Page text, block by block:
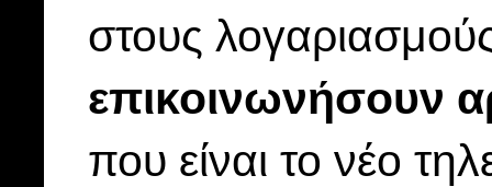
στους
επικοινωνήσουν
που είναι το νέο